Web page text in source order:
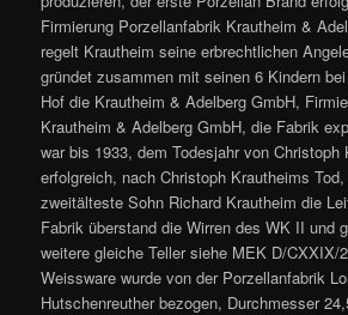
Firmierung Porzellanfabrik Krautheim &
regelt Krautheim seine erbrechtlichen
gründet zusammen mit seinen 6 Kindern
Hof die Krautheim & Adelberg GmbH,
Krautheim & Adelberg GmbH, die Fabrik
war bis 1933, dem Todesjahr von Christoph
erfolgreich, nach Christoph Krautheims
zweitälteste Sohn Richard Krautheim die
Fabrik überstand die Wirren des WK II und
weitere gleiche Teller siehe MEK D/
Weissware wurde von der Porzellanfabrik
Hutschenreuther bezogen, Durchmesser